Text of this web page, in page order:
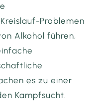
Problemen
Alkohol führen,
es zu einer
Kampfsucht.